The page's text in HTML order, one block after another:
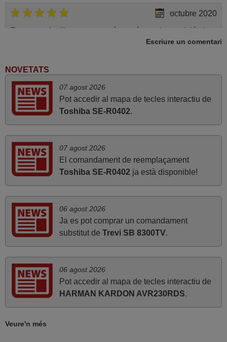
octubre 2020
Encara no ho l'he provat, però només per la precición i
amplitud de la informació que faciliten ja he de felicitar-
impecable, bona feina, felicitats. salutacions,
ESPAÑA
Molt bé
FRANCISCO,
ESPAÑA
octubre 2021
Servei eficient i ràpid. Gràcies.
Joan Manel,
Escriure un comentari
NOVETATS
07 agost 2026
Pot accedir al mapa de tecles interactiu de
Toshiba SE-R0402.
07 agost 2026
El comandament de reemplaçament
Toshiba SE-R0402 ja està disponible!
06 agost 2026
Ja es pot comprar un comandament
substitut de Trevi SB 8300TV.
06 agost 2026
Pot accedir al mapa de tecles interactiu de
HARMAN KARDON AVR230RDS.
Veure'n més